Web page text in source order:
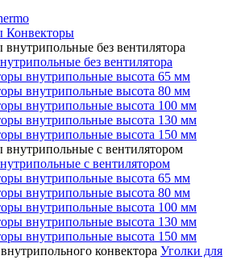
Конвекторы
без вентилятора
внутрипольные высота 65 мм
внутрипольные высота 80 мм
внутрипольные высота 100 мм
внутрипольные высота 130 мм
внутрипольные высота 150 мм
с вентилятором
внутрипольные высота 65 мм
внутрипольные высота 80 мм
внутрипольные высота 100 мм
внутрипольные высота 130 мм
внутрипольные высота 150 мм
Уголки для